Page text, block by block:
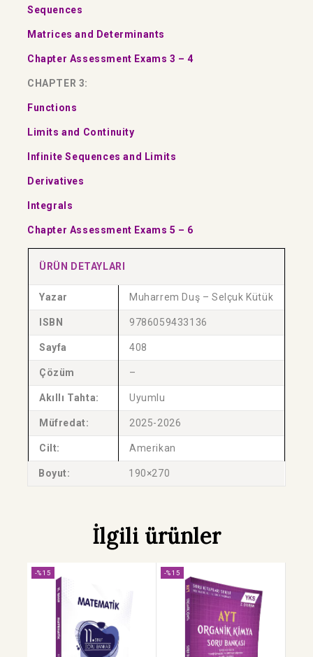
Sequences
Matrices and Determinants
Chapter Assessment Exams 3 – 4
CHAPTER 3:
Functions
Limits and Continuity
Infinite Sequences and Limits
Derivatives
Integrals
Chapter Assessment Exams 5 – 6
ÜRÜN DETAYLARI
Yazar Muharrem Duş – Selçuk Kütük
ISBN 9786059433136
Sayfa 408
Çözüm –
Akıllı Tahta: Uyumlu
Müfredat: 2025-2026
Cilt: Amerikan
Boyut: 190×270
İlgili ürünler
-%15 -%15